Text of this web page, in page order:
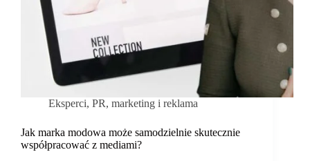
Eksperci, PR, marketing i reklama
Jak marka modowa może samodzielnie skutecznie
współpracować z mediami?